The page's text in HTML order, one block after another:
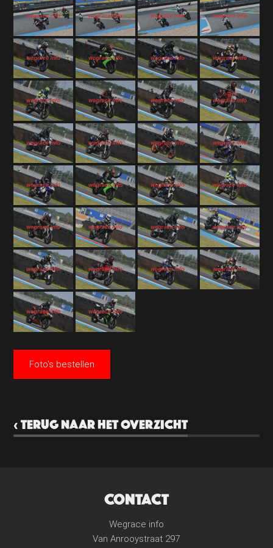
Foto's bestellen
‹ TERUG NAAR HET OVERZICHT
CONTACT
Wegrace info
Van Anrooystraat 297